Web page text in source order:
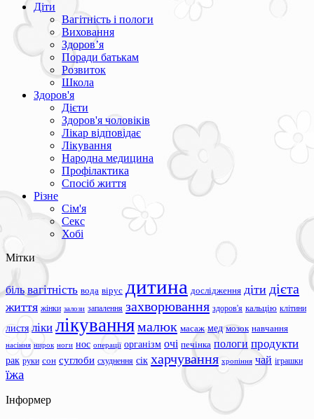
Діти
Вагітність і пологи
Виховання
Здоров’я
Поради батькам
Розвиток
Школа
Здоров'я
Дієти
Здоров'я чоловіків
Лікар відповідає
Лікування
Народна медицина
Профілактика
Спосіб життя
Різне
Сім'я
Секс
Хобі
Мітки
біль вагітність вода вірус дитина дослідження діти дієта
життя жінки залози запалення захворювання здоров'я кальцію клітини
листя ліки лікуваннямалюк масаж мед мозок навчання
насіння нирок ноги нос операції організм очі печінка пологи продукти
рак руки сон суглоби схуднення сік харчування хропіння чай іграшки
їжа
Інформер